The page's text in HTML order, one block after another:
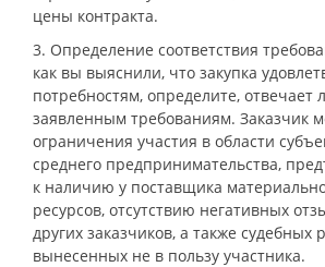
цены контракта.
3. Определение соответствия
как вы выяснили, что закупка
потребностям, определите,
заявленным требованиям. Заказчик
ограничения участия в области
среднего предпринимательства,
к наличию у поставщика
ресурсов, отсутствию негативных
других заказчиков, а также судебных
вынесенных не в пользу участника.